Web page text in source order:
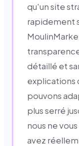
qu'un site
rapidement
détaillé et
explications
pouvons
plus serré
nous ne
avez